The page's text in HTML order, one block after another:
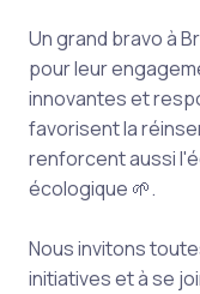
Un grand bravo à
pour leur
innovantes et
favorisent la
renforcent aussi
écologique 🌱.
Nous invitons
initiatives et à se